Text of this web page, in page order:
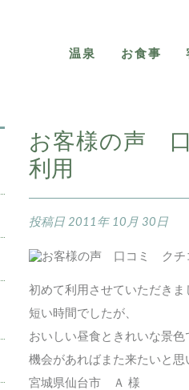
温泉 お食事
お客様の声
利用
投稿日 2011年 10月 30日
初めて利用させていただきま
短い時間でしたが、
おいしい昼食ときれいな景色
機会があればまた来たいと思
宮城県仙台市 Ａ 様